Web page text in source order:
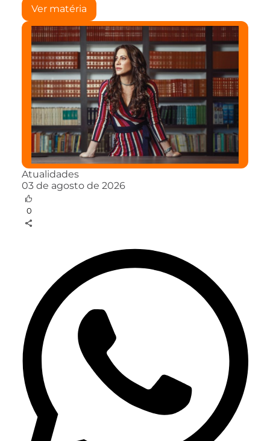
Ver matéria
Atualidades
03 de agosto de 2026
0